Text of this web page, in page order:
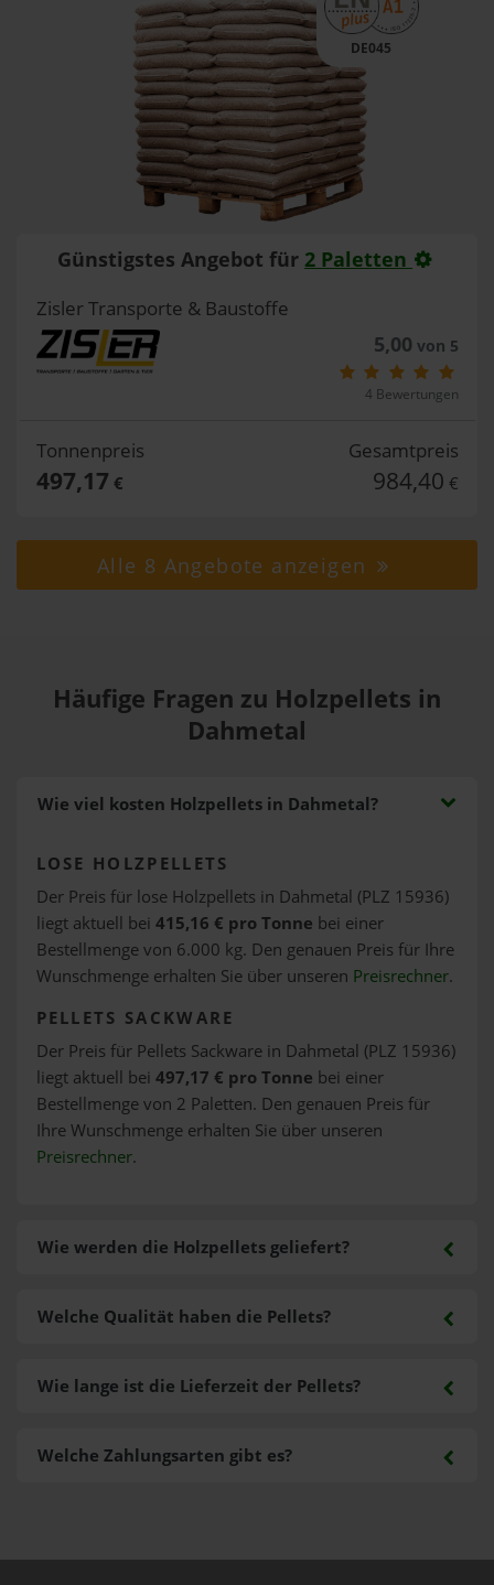
DE045
Günstigstes Angebot für 2 Paletten
Zisler Transporte & Baustoffe
5,00 von 5
4 Bewertungen
Tonnenpreis
497,17 €
Gesamtpreis
984,40 €
Alle 8 Angebote anzeigen
Häufige Fragen zu Holzpellets in
Dahmetal
Wie viel kosten Holzpellets in Dahmetal?
LOSE HOLZPELLETS
Der Preis für lose Holzpellets in Dahmetal (PLZ 15936)
liegt aktuell bei 415,16 € pro Tonne bei einer
Bestellmenge von 6.000 kg. Den genauen Preis für Ihre
Wunschmenge erhalten Sie über unseren Preisrechner.
PELLETS SACKWARE
Der Preis für Pellets Sackware in Dahmetal (PLZ 15936)
liegt aktuell bei 497,17 € pro Tonne bei einer
Bestellmenge von 2 Paletten. Den genauen Preis für
Ihre Wunschmenge erhalten Sie über unseren
Preisrechner.
Wie werden die Holzpellets geliefert?
Welche Zahlungsarten gibt es?
Welche Qualität haben die Pellets?
Wie lange ist die Lieferzeit der Pellets?